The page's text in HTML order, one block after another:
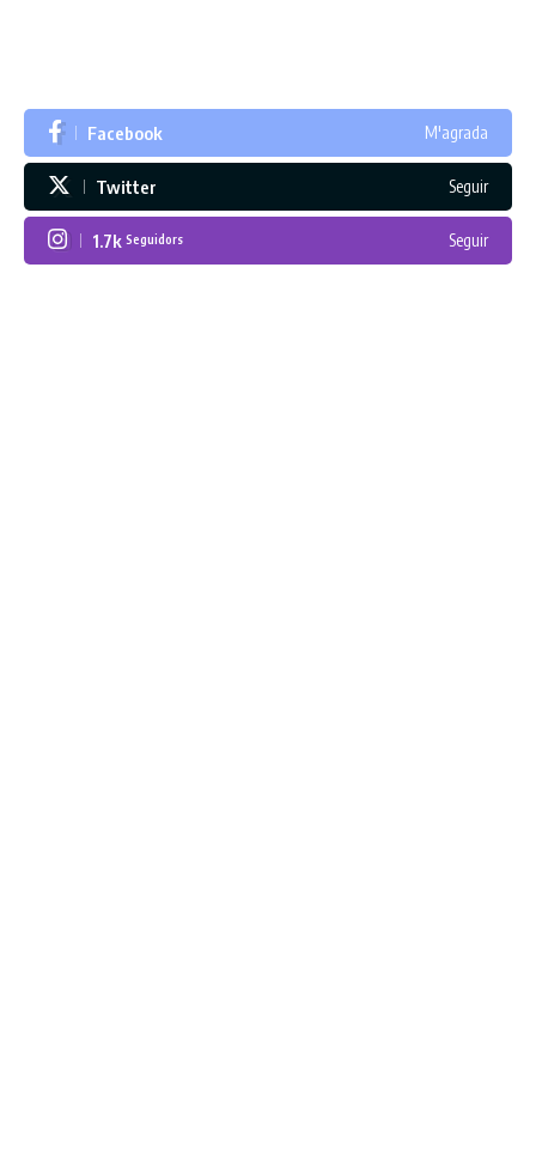
Facebook M'agrada
Twitter Seguir
1.7k Seguidors Seguir